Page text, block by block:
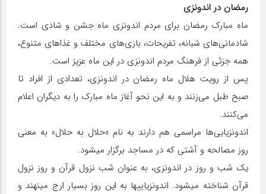
رمضان در اندونزی
ماه مبارک رمضان برای مردم اندونزی ماه جشن و شادی است.
شادمانی‌های شبانه، تفریحات، بازی‌های مختلف و غذا‌های متنوع،
همه جزئی از فرهنگ مردم اندونزی در این ماه عزیز است.
پس از رویت هلال ماه رمضان در اندونزی، تعدادی از افراد تا
صبح طبل می‌زنند و به این نحو آغاز ماه مبارک را به دیگران اعلام
می‌کنند.
اندونزیایی‌ها مراسمی هم دارند به نام «حلال به حلال» به معنی
روز مصالحه و آشتی که در مساجد برگزار می‏شود.
یک شب و روز در اندونزی، به عنوان شب نزول قرآن و روز نزول
قرآن شناخته می‏شود. اندونزیایی‏ها به این روز بسیار ارج می‏نهند و